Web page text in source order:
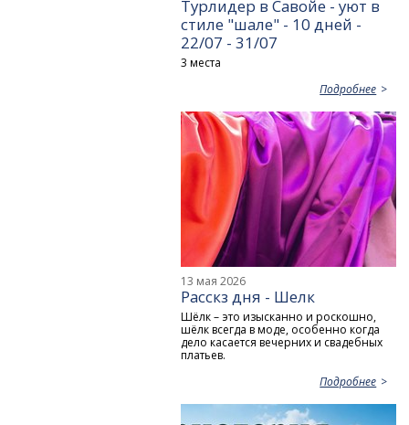
Турлидер в Савойе - уют в
стиле "шале" - 10 дней -
22/07 - 31/07
3 места
Подробнее
13 мая 2026
Расскз дня - Шелк
Шёлк – это изысканно и роскошно,
шёлк всегда в моде, особенно когда
дело касается вечерних и свадебных
платьев.
Подробнее